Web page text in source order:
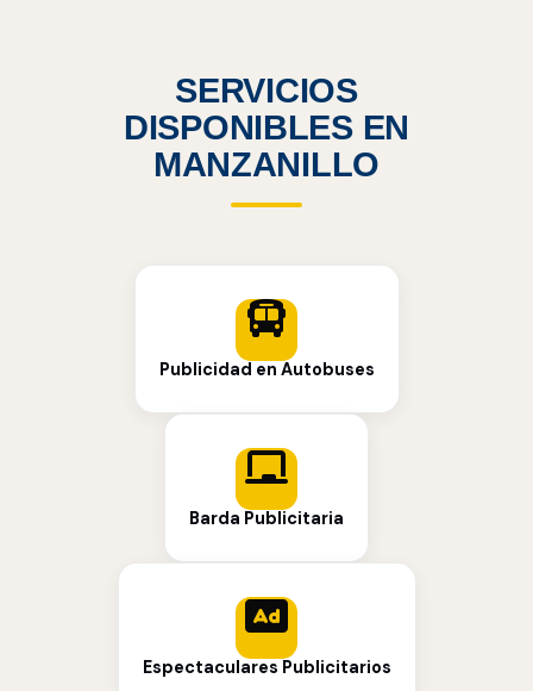
SERVICIOS
DISPONIBLES EN
MANZANILLO
Publicidad en Autobuses
Barda Publicitaria
Espectaculares Publicitarios